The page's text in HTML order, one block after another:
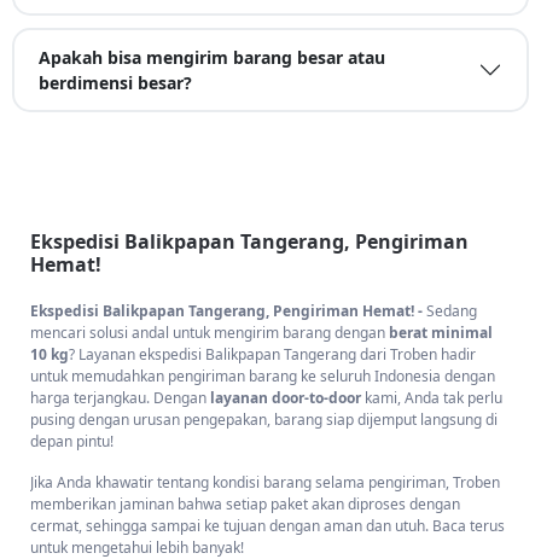
Apakah bisa mengirim barang besar atau
berdimensi besar?
Ekspedisi Balikpapan Tangerang, Pengiriman
Hemat!
Ekspedisi Balikpapan Tangerang, Pengiriman Hemat! -Sedang
mencari solusi andal untuk mengirim barang dengan berat minimal
10 kg? Layanan ekspedisi Balikpapan Tangerang dari Troben hadir
untuk memudahkan pengiriman barang ke seluruh Indonesia dengan
harga terjangkau. Dengan layanan door-to-door kami, Anda tak perlu
pusing dengan urusan pengepakan, barang siap dijemput langsung di
depan pintu!
Jika Anda khawatir tentang kondisi barang selama pengiriman, Troben
memberikan jaminan bahwa setiap paket akan diproses dengan
cermat, sehingga sampai ke tujuan dengan aman dan utuh. Baca terus
untuk mengetahui lebih banyak!